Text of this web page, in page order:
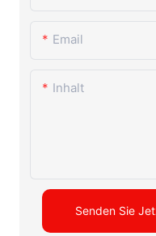
Email
Inhalt
Senden Sie